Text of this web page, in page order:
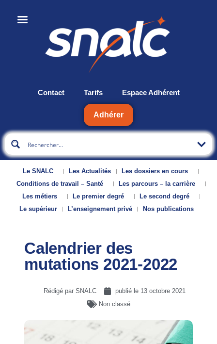
Contact Tarifs Espace Adhérent
Adhérer
Le SNALC Les Actualités
Les dossiers en cours
Conditions de travail – Santé
Les parcours – la carrière
Les métiers
Le premier degré
Le second degré
Le supérieur
L’enseignement privé Nos publications
Calendrier des
mutations 2021-2022
Rédigé par SNALC publié le 13 octobre 2021
Non classé